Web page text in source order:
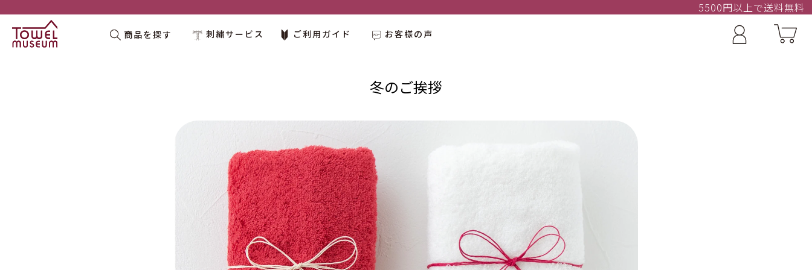
5500円以上で送料無料
商品を探す 刺繍サービス ご利用ガイド お客様の声
冬のご挨拶